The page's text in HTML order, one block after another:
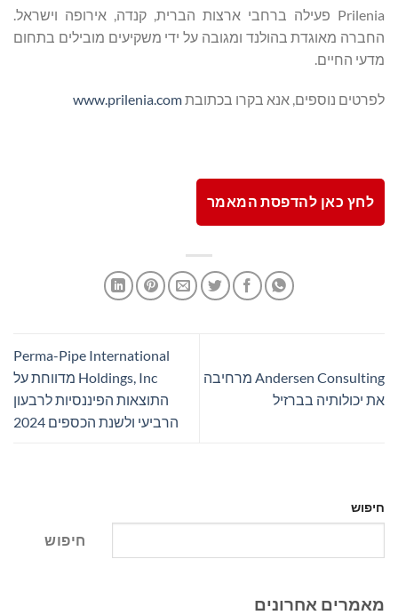
Prilenia פעילה ברחבי ארצות הברית, קנדה, אירופה וישראל.
החברה מאוגדת בהולנד ומגובה על ידי משקיעים מובילים בתחום
מדעי החיים.
לפרטים נוספים, אנא בקרו בכתובתwww.prilenia.com
לחץ כאן להדפסת המאמר
Andersen Consulting מרחיבה
את יכולותיה בברזיל
Perma-Pipe International
Holdings, Inc מדווחת על
התוצאות הפיננסיות לרבעון
הרביעי ולשנת הכספים 2024
חיפוש
חיפוש
מאמרים אחרונים